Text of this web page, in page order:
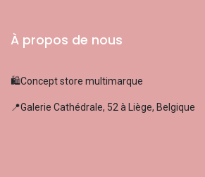
À propos de nous
🛍️Concept store multimarque
📍Galerie Cathédrale, 52 à Liège, Belgique